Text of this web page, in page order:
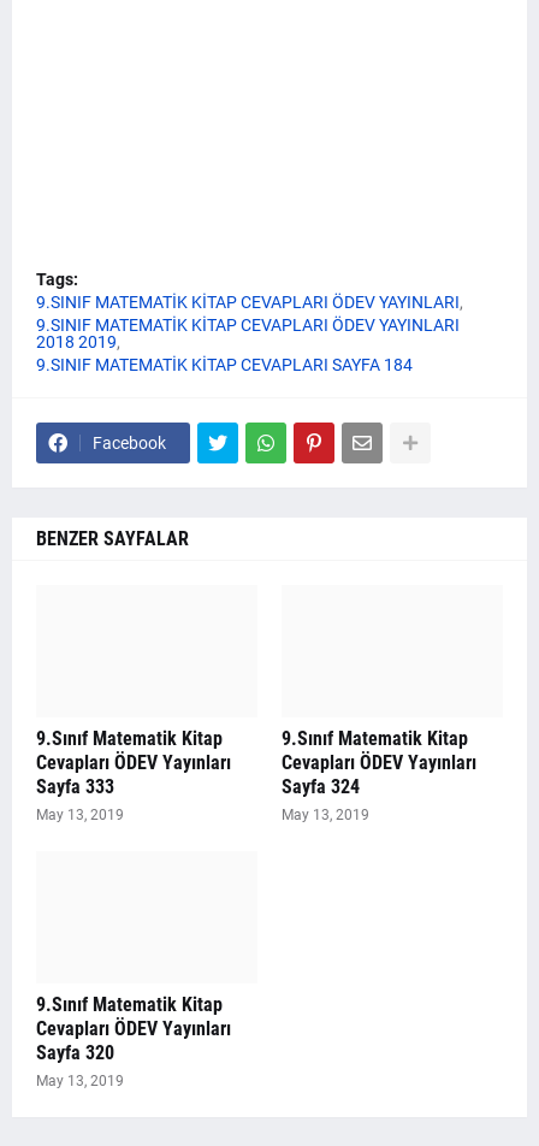
Tags:
9.SINIF MATEMATİK KİTAP CEVAPLARI ÖDEV YAYINLARI
9.SINIF MATEMATİK KİTAP CEVAPLARI ÖDEV YAYINLARI
2018 2019
9.SINIF MATEMATİK KİTAP CEVAPLARI SAYFA 184
Facebook
BENZER SAYFALAR
9.Sınıf Matematik Kitap
Cevapları ÖDEV Yayınları
Sayfa 333
May 13, 2019
9.Sınıf Matematik Kitap
Cevapları ÖDEV Yayınları
Sayfa 324
May 13, 2019
9.Sınıf Matematik Kitap
Cevapları ÖDEV Yayınları
Sayfa 320
May 13, 2019